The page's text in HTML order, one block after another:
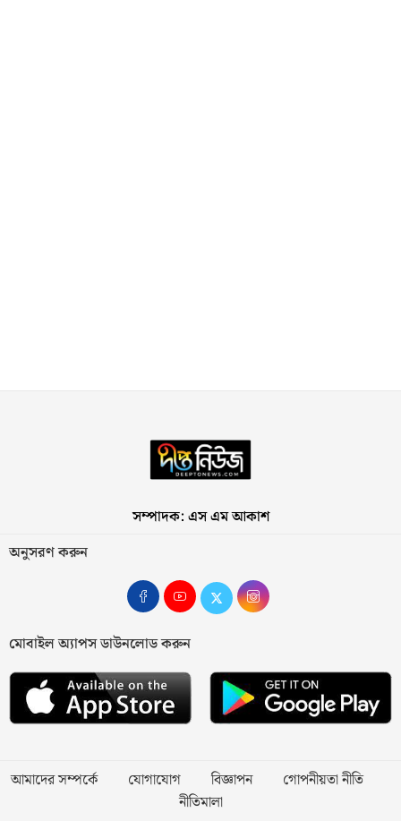
সম্পাদক: এস এম আকাশ
অনুসরণ করুন
মোবাইল অ্যাপস ডাউনলোড করুন
আমাদের সম্পর্কে যোগাযোগ বিজ্ঞাপন
গোপনীয়তা নীতি
নীতিমালা